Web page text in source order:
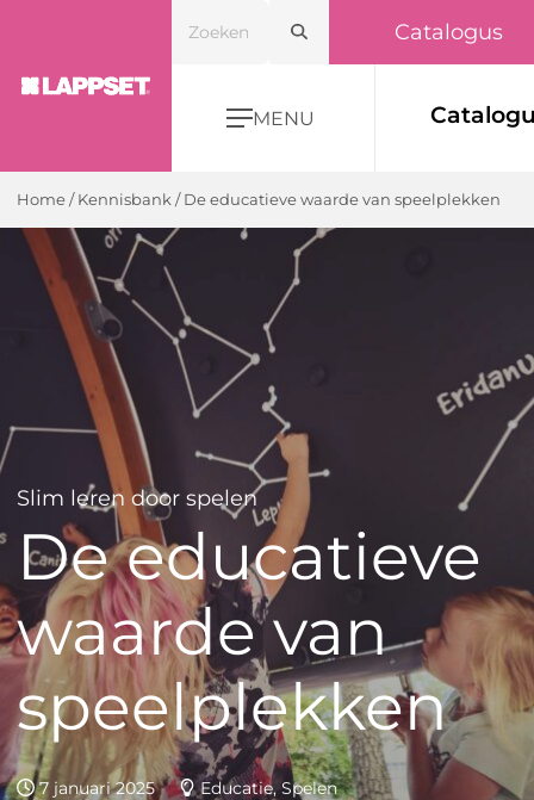
Catalogus
MENU
Home / Kennisbank / De educatieve waarde van speelplekken
Slim leren door spelen
De educatieve
waarde van
speelplekken
7 januari 2025 Educatie, Spelen